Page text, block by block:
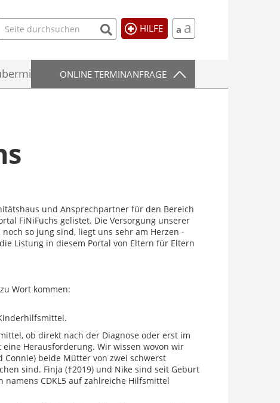
HILFE a a
ONLINE TERMINANFRAGE
und Ansprechpartner für den Bereich
FiNiFuchs gelistet. Die Versorgung unserer
so jung sind, liegt uns sehr am Herzen -
Listung in diesem Portal von Eltern für Eltern
Wort kommen:
ob direkt nach der Diagnose oder erst im
Herausforderung. Wir wissen wovon wir
Connie) beide Mütter von zwei schwerst
sind. Finja (†2019) und Nike sind seit Geburt
CDKL5 auf zahlreiche Hilfsmittel